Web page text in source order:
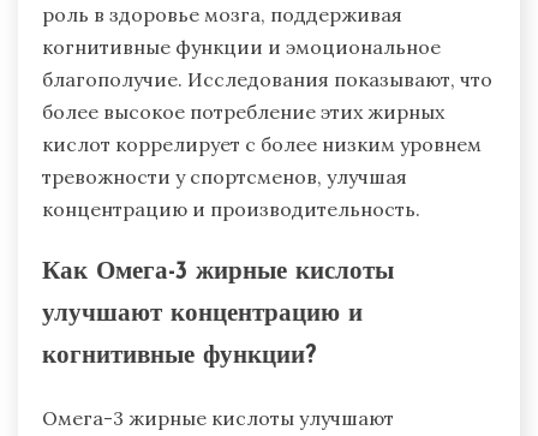
роль в здоровье мозга, поддерживая
когнитивные функции и эмоциональное
благополучие. Исследования показывают, что
более высокое потребление этих жирных
кислот коррелирует с более низким уровнем
тревожности у спортсменов, улучшая
концентрацию и производительность.
Как Омега-3 жирные кислоты
улучшают концентрацию и
когнитивные функции?
Омега-3 жирные кислоты улучшают